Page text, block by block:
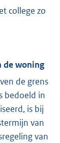
college zo
de woning
de grens
bedoeld in
is bij
van
van